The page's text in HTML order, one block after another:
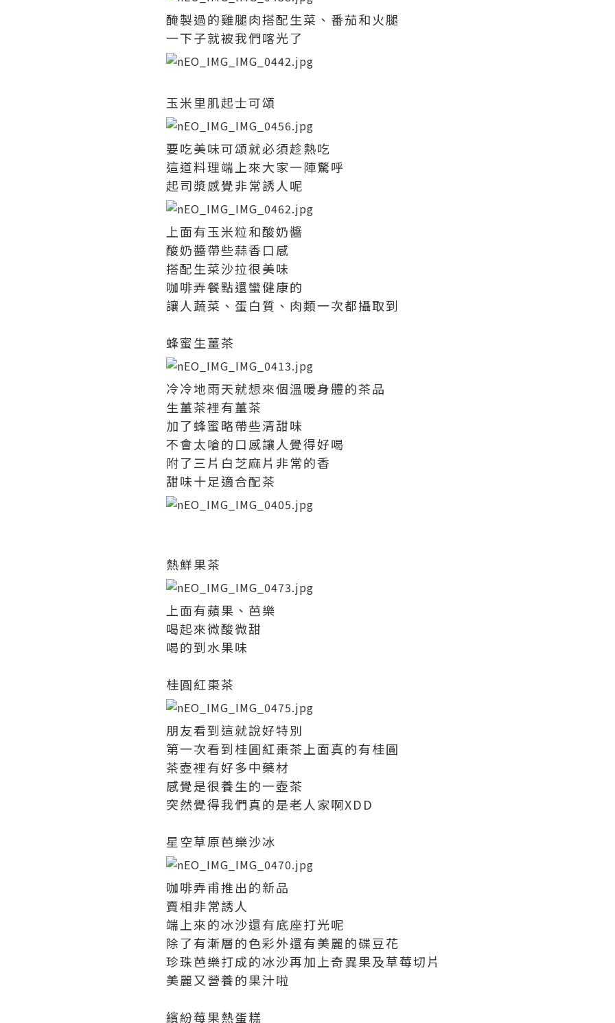
醃製過的雞腿肉搭配生菜、番茄和火腿
一下子就被我們喀光了
玉米里肌起士可頌
要吃美味可頌就必須趁熱吃
這道料理端上來大家一陣驚呼
起司漿感覺非常誘人呢
上面有玉米粒和酸奶醬
酸奶醬帶些蒜香口感
搭配生菜沙拉很美味
咖啡弄餐點還蠻健康的
讓人蔬菜、蛋白質、肉類一次都攝取到
蜂蜜生薑茶
冷冷地雨天就想來個溫暖身體的茶品
生薑茶裡有薑茶
加了蜂蜜略帶些清甜味
不會太嗆的口感讓人覺得好喝
附了三片白芝麻片非常的香
甜味十足適合配茶
熱鮮果茶
上面有蘋果、芭樂
喝起來微酸微甜
喝的到水果味
桂圓紅棗茶
朋友看到這就說好特別
第一次看到桂圓紅棗茶上面真的有桂圓
茶壺裡有好多中藥材
感覺是很養生的一壺茶
突然覺得我們真的是老人家啊XDD
星空草原芭樂沙冰
咖啡弄甫推出的新品
賣相非常誘人
端上來的冰沙還有底座打光呢
除了有漸層的色彩外還有美麗的碟豆花
珍珠芭樂打成的冰沙再加上奇異果及草莓切片
美麗又營養的果汁啦
繽紛莓果熱蛋糕